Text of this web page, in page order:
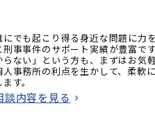
にでも起こり得る身近な問題に力
刑事事件のサポート実績が豊富で
らない」という方も、まずはお気
人事務所の利点を生かして、柔軟
ます。
談内容を見る